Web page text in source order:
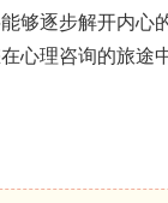
够逐步解开内
心理咨询的旅途